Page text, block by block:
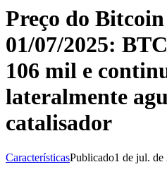
Preço do
01/07/2025:
106 mil e
lateralmente
catalisador
CaracterísticasPublicado1 de jul. de